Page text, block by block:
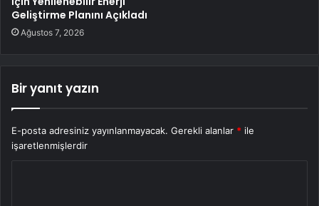
Geliştirme Planını Açıkladı
Ağustos 7, 2026
Bir yanıt yazın
E-posta adresiniz yayınlanmayacak. Gerekli alanlar * ile
işaretlenmişlerdir